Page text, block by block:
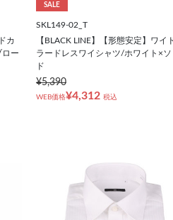
カ
ロー
SALE
SKL149-02_T
【BLACK LINE】【形態安定】ワイ
ラードレスワイシャツ/ホワイト×ソ
ド
¥5,390
WEB価格¥4,312 税込